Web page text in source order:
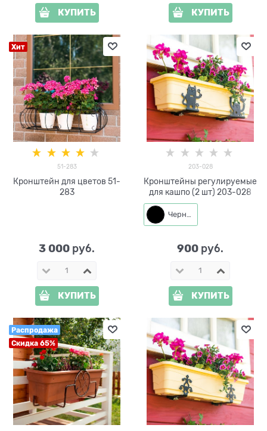
КУПИТЬ КУПИТЬ
Хит
51-283
Кронштейн для цветов 51-
283
3 000 руб.
КУПИТЬ
203-028
Кронштейны регулируемые
для кашпо (2 шт) 203-028
Черный
900 руб.
КУПИТЬ
Распродажа
Скидка 65%